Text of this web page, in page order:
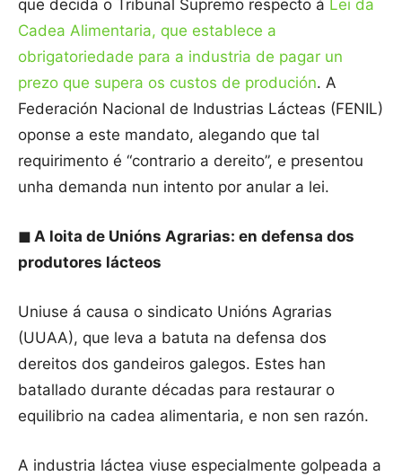
que decida o Tribunal Supremo respecto á Lei da
Cadea Alimentaria, que establece a
obrigatoriedade para a industria de pagar un
prezo que supera os custos de produción. A
Federación Nacional de Industrias Lácteas (FENIL)
oponse a este mandato, alegando que tal
requirimento é “contrario a dereito”, e presentou
unha demanda nun intento por anular a lei.
◼ A loita de Unións Agrarias: en defensa dos
produtores lácteos
Uniuse á causa o sindicato Unións Agrarias
(UUAA), que leva a batuta na defensa dos
dereitos dos gandeiros galegos. Estes han
batallado durante décadas para restaurar o
equilibrio na cadea alimentaria, e non sen razón.
A industria láctea viuse especialmente golpeada a